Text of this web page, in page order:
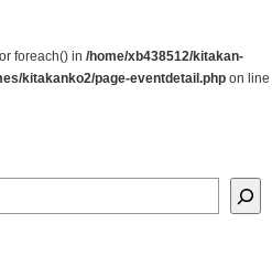
foreach() in /home/xb438512/kitakan-
kitakanko2/page-eventdetail.php on line